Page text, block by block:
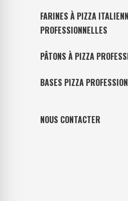
FARINES À PIZZA
PROFESSIONNELLES
PÂTONS À PIZZA
BASES PIZZA
NOUS CONTACTER